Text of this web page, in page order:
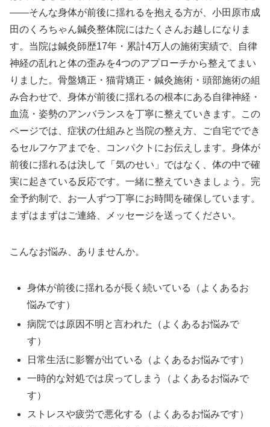
——そんな身体が前後に揺れるを抱える方が、小田原市成
田のくろちゃん鍼灸整体院にはたくさんお越しになりま
す。当院は鍼灸師歴17年・累計4万人の施術実績で、自律
神経の乱れと体の歪みを4つのアプローチから整えてまい
りました。骨盤矯正・猫背矯正・鍼灸施術・頭部施術の組
み合わせで、身体が前後に揺れるの根本にある自律神経・
血流・姿勢のアンバランスを丁寧に整えていきます。この
ページでは、症状の仕組みと当院の整え方、ご自宅ででき
るセルフケアまでを、コンパクトにお伝えします。身体が
前後に揺れるは決して「気のせい」ではなく、体の中で確
実に起きている反応です。一緒に整えていきましょう。完
全予約制で、お一人ずつ丁寧にお時間を確保しています。
まずはまずはご連絡、メッセージを送ってください。
こんなお悩み、ありませんか。
身体が前後に揺れるが長く続いている（よくあるお
悩みです）
病院では原因不明と言われた（よくあるお悩みで
す）
日常生活に影響が出ている（よくあるお悩みです）
一時的な対処では戻ってしまう（よくあるお悩みで
す）
ストレスや疲労で悪化する（よくあるお悩みです）